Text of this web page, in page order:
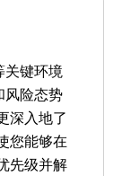
关键环境
风险态势
深入地了
您能够在
先级并解